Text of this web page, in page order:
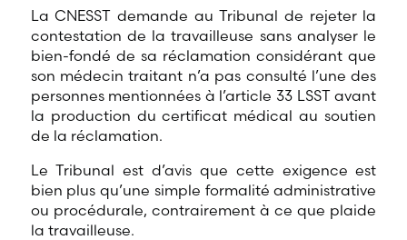
La CNESST demande au Tribunal de rejeter la
contestation de la travailleuse sans analyser le
bien-fondé de sa réclamation considérant que
son médecin traitant n’a pas consulté l’une des
personnes mentionnées à l’article 33 LSST avant
la production du certificat médical au soutien
de la réclamation.
Le Tribunal est d’avis que cette exigence est
bien plus qu’une simple formalité administrative
ou procédurale, contrairement à ce que plaide
la travailleuse.